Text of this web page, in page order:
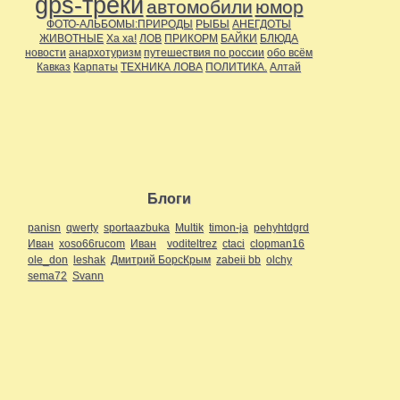
gps-треки автомобили юмор
ФОТО-АЛЬБОМЫ:ПРИРОДЫ РЫБЫ АНЕГДОТЫ
ЖИВОТНЫЕ Ха ха! ЛОВ ПРИКОРМ БАЙКИ БЛЮДА
новости анархотуризм путешествия по россии обо всём
Кавказ Карпаты ТЕХНИКА ЛОВА ПОЛИТИКА. Алтай
Блоги
panisn qwerty sportaazbuka Multik timon-ja pehyhtdgrd
Иван xoso66rucom Иван voditeltrez ctaci clopman16
ole_don leshak Дмитрий БорсКрым zabeii bb olchy
sema72 Svann